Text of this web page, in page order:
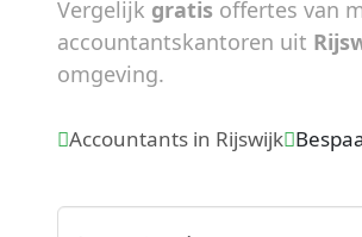
Vergelijk gratis offertes van
accountantskantoren uit
omgeving.
Accountants in Rijswijk